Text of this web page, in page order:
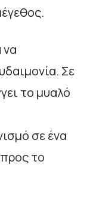
να
Σε
το μυαλό
σε ένα
το